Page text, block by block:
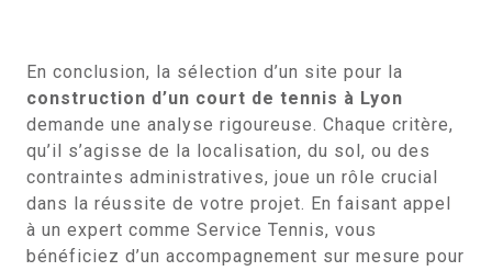
En conclusion, la sélection d’un site pour la
construction d’un court de tennis à Lyon
demande une analyse rigoureuse. Chaque critère,
qu’il s’agisse de la localisation, du sol, ou des
contraintes administratives, joue un rôle crucial
dans la réussite de votre projet. En faisant appel
à un expert comme Service Tennis, vous
bénéficiez d’un accompagnement sur mesure pour